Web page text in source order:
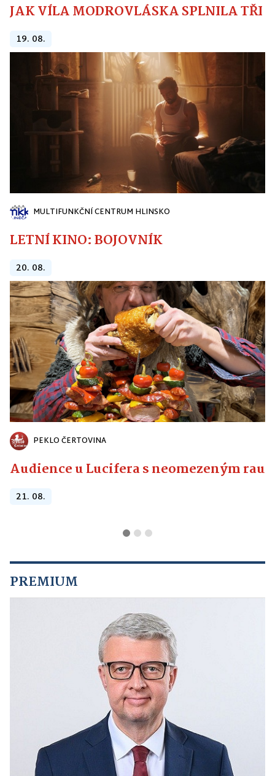
JAK VÍLA MODROVLÁSKA SPLNILA
19. 08.
MULTIFUNKČNÍ CENTRUM HLINSKO
LETNÍ KINO: BOJOVNÍK
20. 08.
PEKLO ČERTOVINA
Audience u Lucifera s neomezeným
21. 08.
PREMIUM